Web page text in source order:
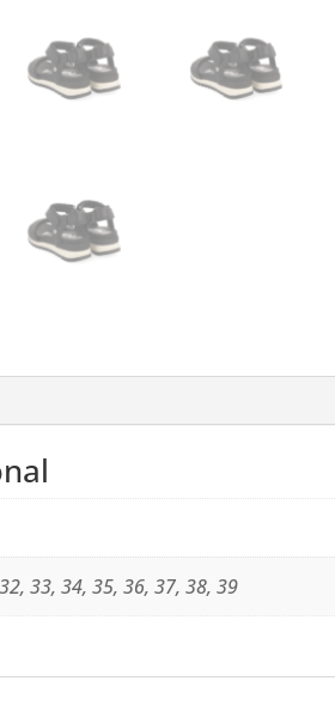
33, 34, 35, 36, 37, 38, 39